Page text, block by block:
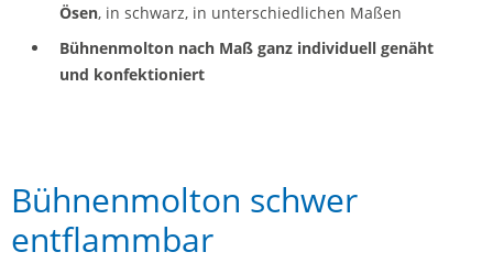
Ösen, in schwarz, in unterschiedlichen Maßen
Bühnenmolton nach Maß ganz individuell genäht
und konfektioniert
Bühnenmolton schwer
entflammbar